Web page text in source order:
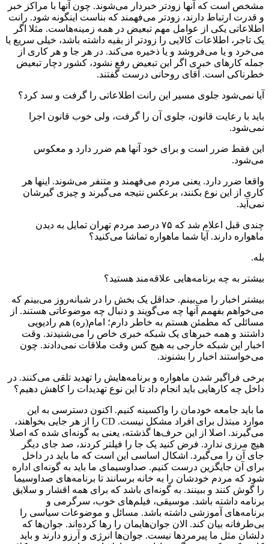
مشخص است که آنها زودتر خبردار می‌شوند. چون آنها با مراکز خبر
و قدرت ارتباط دارند، زودتر می‌فهمند که بناست اینگونه شود. رانت
اطلاعاتی یکی از عوامل مهم تبعیض در همه زمینه‌هاست. مثلا اگر
یک تاجر، اطلاعات کالایی را زودتر از بقیه داشته باشد، خیلی سریع یا
می‌خرد و یا می‌فروشد و یا ذخیره می‌کند. در هر جا و هر کاری از
جمله کارهای خبری اگر این تبعیض رفع نشود، کشور دچار تبعیض
خطرناکی است. آقای روحانی درست گفتند.
آیا نمی‌شود جلوی مسیر این رانت اطلاعاتی را گرفت و سد کرد؟
باید با رعایت قانون، جلوی آن را گرفت، ولی خوب قانون اجرا
نمی‌شود.
این فقط ضرر است و برای خود آنها هم ضرر دارد و معکوس
می‌شود.
واقعا ضرر دارد. یعنی مردم می‌فهمند و متنفر می‌شوند. اینها هر
کاری از این نوع بکنند، برعکس نتیجه می‌گیرند و چیزی گیرشان
نمی‌آید.
چندی قبل اعلام شد که ۷۵ درصد مردم تهران تمایل به دیدن
ماهواره دارند. آیا شما ماهواره تماشا می‌کنید؟
بله.
بیشتر به چه برنامه‌هایی علاقه‌مند هستید؟
بیشتر اخبار را می‌بینم. حداقل یک بخش را در شبانه‌روز می‌بینم که
می‌خواهم بفهمم آنها چه می‌گویند و دنبال چه موضوعاتی هستند. از
مسائلی که مطمئن هستم به خاطر دارم؛ امام(ره) هم رادیویی
داشتند و همه خبرهای یک شبکه خبری خاص را می‌شنیدند. وقت
اخبار این شبکه خارجی به هیچ کس وقت ملاقات نمی‌دادند. چون
می‌خواستند اخبار را بشنوند.
برخی فراگیر شدن ماهواره و برنامه‌هایش را تهدید تلقی می‌کنند. در
داخل چه کارهایی باید انجام داد تا این نوع تهدیدات را کاهش دهیم؟
ما باید جامعه خودمان را واکسینه کنیم. اکنون دسترسی به این
موارد مبتذل برای افراد مشکل نیست. CD را از هر جایی بخواهند،
می‌گیرند. اصلا از این حرف‌ها گذشته، یعنی به گونه‌ای شده که اصلا
هیچ مرزی ندارد. فرض کنید یک جا را فیلتر کردند، صد جای دیگر
جای آن را می‌گیرد. اشکال اساسی این است که ما باید در داخل
برای آن جایگزین درست کنیم. صداوسیمای ما باید به گونه‌ای اداره
شود که مردم خودشان را به خانه برسانند تا برنامه‌های صداوسیما
را گوش کنند و ببینند. به گونه‌ای باشد که برای همه اقشار و سلایق
برنامه داشته باشد. موسیقی، فیلم‌های خوب، سرگرمی و
برنامه‌های آموزشی داشته باشد. مسائل و موضوعات سیاسی را
بی‌طرفانه بیان کند. الان جوان‌هایمان را رها کرده‌اند. جوان‌ها که
دلشان مثل ما پیرمردها نیست. جوان‌ها انرژی و آرزو دارند و باید